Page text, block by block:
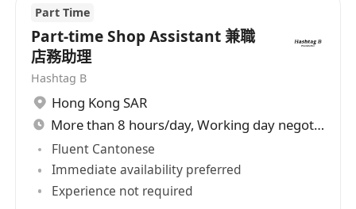
Part Time
Part-time Shop Assistant 兼職
店務助理
Hashtag B
Hong Kong SAR
More than 8 hours/day, Working day negotiable
Fluent Cantonese
Immediate availability preferred
Experience not required